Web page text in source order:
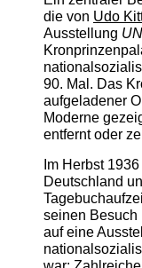
die von Udo
Ausstellung
90. Mal. Das
aufgeladener
Moderne
entfernt oder
Im Herbst
Deutschland
seinen Besuch
auf eine